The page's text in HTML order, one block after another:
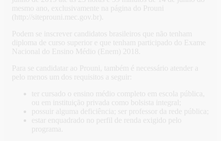
mesmo ano, exclusivamente na página do Prouni
(http://siteprouni.mec.gov.br).
Podem se inscrever candidatos brasileiros que não tenham
diploma de curso superior e que tenham participado do Exame
Nacional do Ensino Médio (Enem) 2018.
Para se candidatar ao Prouni, também é necessário atender a
pelo menos um dos requisitos a seguir:
ter cursado o ensino médio completo em escola pública,
ou em instituição privada como bolsista integral;
possuir alguma deficiência; ser professor da rede pública;
estar enquadrado no perfil de renda exigido pelo
programa.